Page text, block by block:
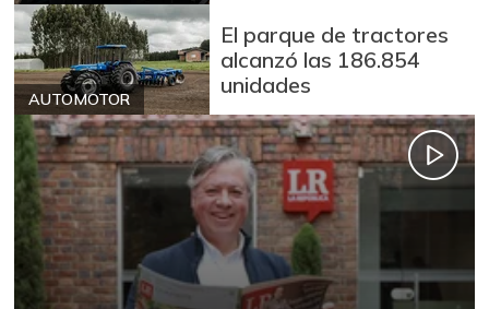
AUTOMOTOR
El parque de tractores
alcanzó las 186.854
unidades